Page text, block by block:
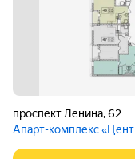
проспект Ленина,62
Апарт-комплекс